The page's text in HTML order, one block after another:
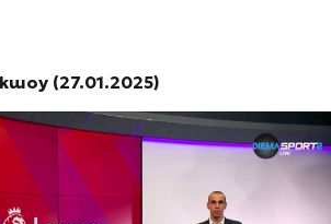
(27.01.2025)